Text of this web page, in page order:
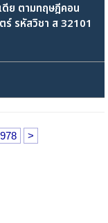
ดีย ตามทฤษฎีคอน
ร์ รหัสวิชา ส 32101
>